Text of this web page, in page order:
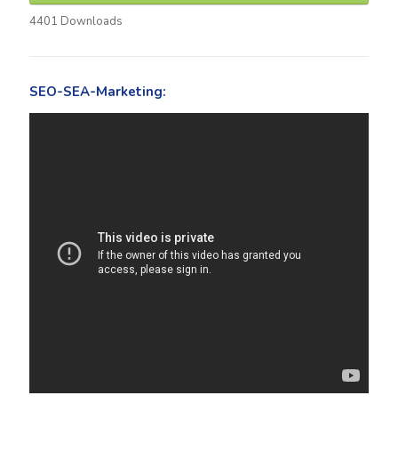
4401 Downloads
SEO-SEA-Marketing: